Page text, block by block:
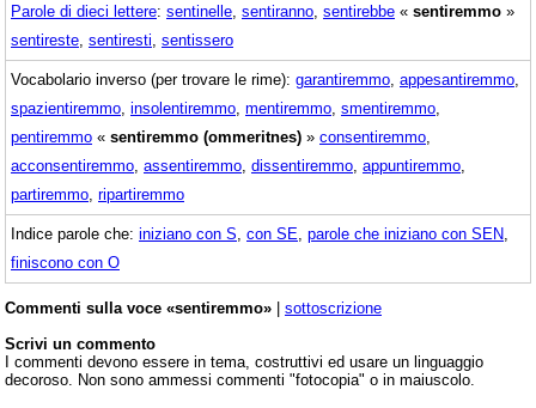
Parole di dieci lettere: sentinelle sentiranno sentirebbe « sentiremmo »
sentireste sentiresti sentissero
Vocabolario inverso (per trovare le rime): garantiremmo appesantiremmo
spazientiremmo insolentiremmo mentiremmo smentiremmo
pentiremmo « sentiremmo (ommeritnes) » consentiremmo
acconsentiremmo assentiremmo dissentiremmo appuntiremmo
partiremmo ripartiremmo
Indice parole che: iniziano con S con SE parole che iniziano con SEN
finiscono con O
Commenti sulla voce «sentiremmo» | sottoscrizione
Scrivi un commento
I commenti devono essere in tema, costruttivi ed usare un linguaggio
decoroso. Non sono ammessi commenti "fotocopia" o in maiuscolo.